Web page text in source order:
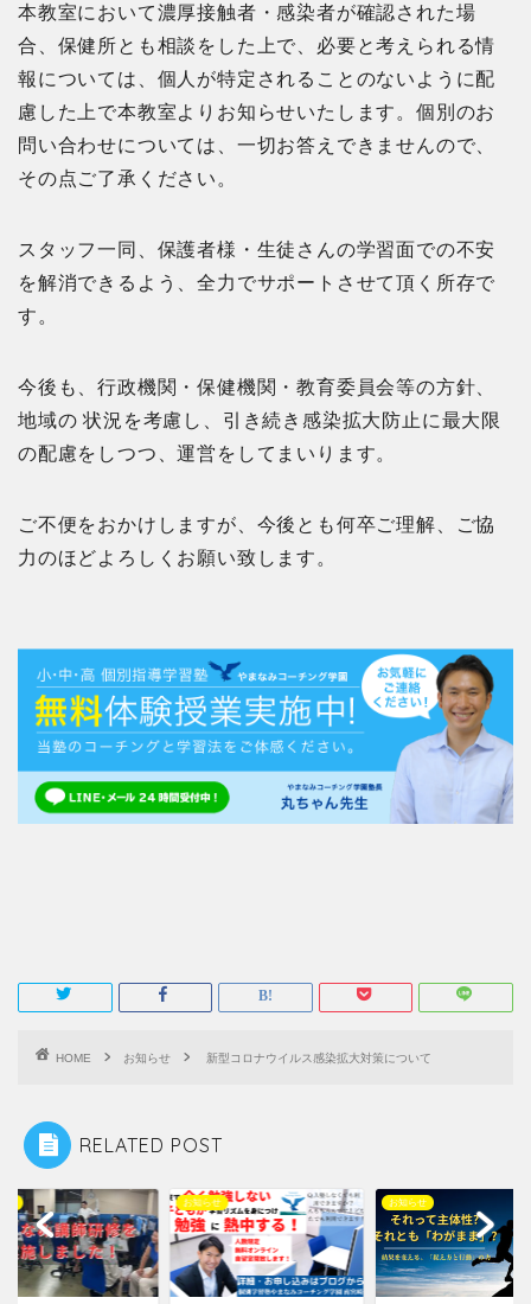
本教室において濃厚接触者・感染者が確認された場
合、保健所とも相談をした上で、必要と考えられる情
報については、個人が特定されることのないように配
慮した上で本教室よりお知らせいたします。個別のお
問い合わせについては、一切お答えできませんので、
その点ご了承ください。
スタッフ一同、保護者様・生徒さんの学習面での不安
を解消できるよう、全力でサポートさせて頂く所存で
す。
今後も、行政機関・保健機関・教育委員会等の方針、
地域の 状況を考慮し、引き続き感染拡大防止に最大限
の配慮をしつつ、運営をしてまいります。
ご不便をおかけしますが、今後とも何卒ご理解、ご協
力のほどよろしくお願い致します。
HOME お知らせ 新型コロナウイルス感染拡大対策について
RELATED POST
お知らせ お知らせ